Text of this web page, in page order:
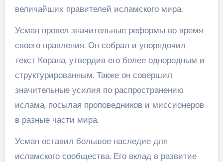
величайших правителей исламского мира.
Усман провел значительные реформы во время
своего правления. Он собрал и упорядочил
текст Корана, утвердив его более однородным и
структурированным. Также он совершил
значительные усилия по распространению
ислама, посылая проповедников и миссионеров
в разные части мира.
Усман оставил большое наследие для
исламского сообщества. Его вклад в развитие